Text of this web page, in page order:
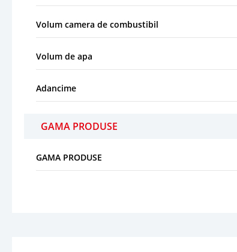
Volum camera de combustibil
Volum de apa
Adancime
GAMA PRODUSE
GAMA PRODUSE